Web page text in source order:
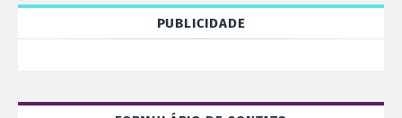
PUBLICIDADE